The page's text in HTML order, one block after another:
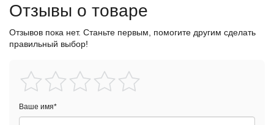
Отзывы о товаре
Отзывов пока нет. Станьте первым, помогите другим сделать
правильный выбор!
Ваше имя*